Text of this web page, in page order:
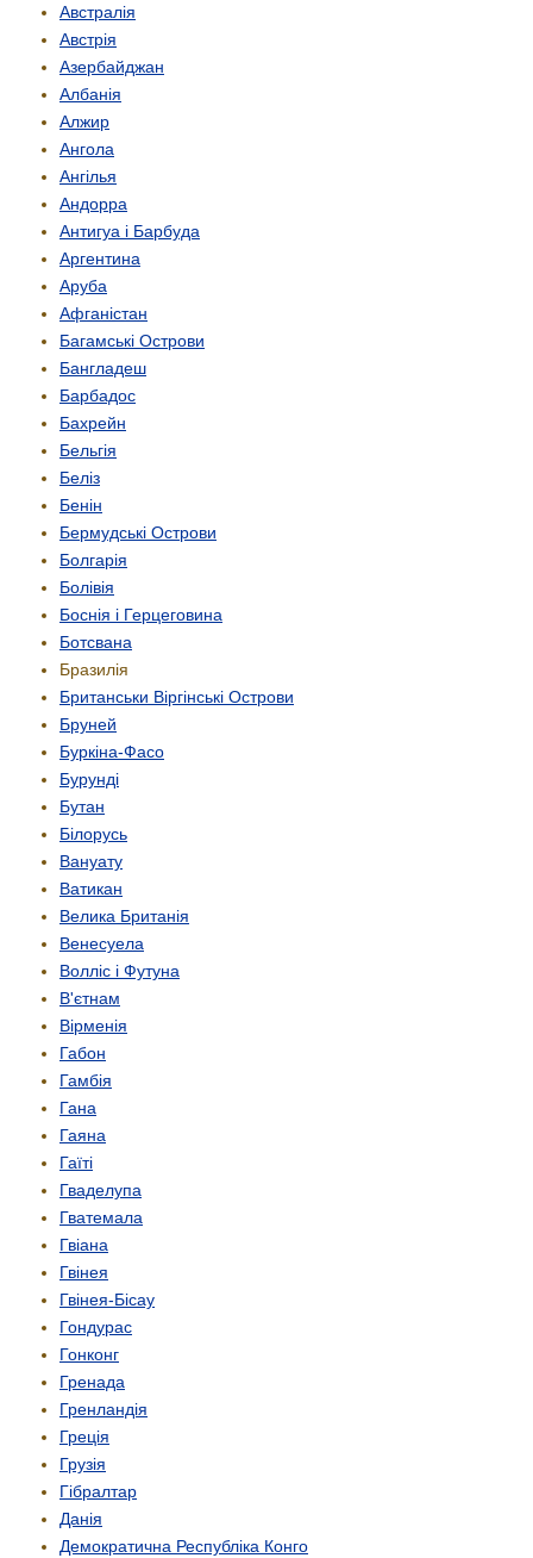
Австралія
Австрія
Азербайджан
Албанія
Алжир
Ангола
Ангілья
Андорра
Антигуа і Барбуда
Аргентина
Аруба
Афганістан
Багамські Острови
Бангладеш
Барбадос
Бахрейн
Бельгія
Беліз
Бенін
Бермудські Острови
Болгарія
Болівія
Боснія і Герцеговина
Ботсвана
Бразилія
Британськи Віргінські Острови
Бруней
Буркіна-Фасо
Бурунді
Бутан
Білорусь
Вануату
Ватикан
Велика Британія
Венесуела
Волліс і Футуна
В'єтнам
Вірменія
Габон
Гамбія
Гана
Гаяна
Гаїті
Гваделупа
Гватемала
Гвіана
Гвінея
Гвінея-Бісау
Гондурас
Гонконг
Гренада
Гренландія
Греція
Грузія
Гібралтар
Данія
Демократична Республіка Конго